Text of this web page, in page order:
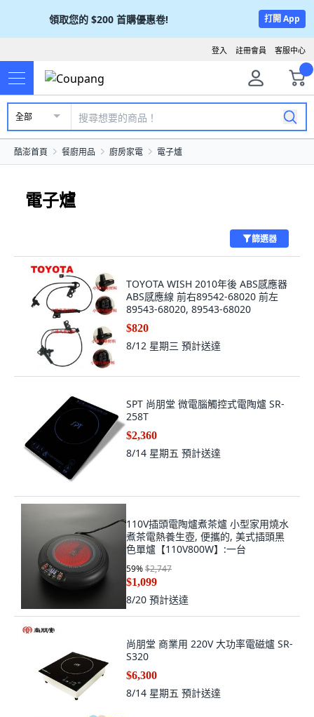
領取您的 $200 首購優惠卷! 打開 App
客服中心
註冊會員
登入
全部
酷澎首頁 餐廚用品 廚房家電 電子爐
電子爐
篩選器
TOYOTA WISH 2010年後 ABS感應器
ABS感應線 前右89542-68020 前左
89543-68020, 89543-68020
$820
8/12 星期三 預計送達
SPT 尚朋堂 微電腦觸控式電陶爐 SR-
258T
$2,360
8/14 星期五 預計送達
110V插頭電陶爐煮茶爐 小型家用燒水
煮茶電熱養生壺, 便攜的, 美式插頭黑
色單爐【110V800W】:一台
59%$2,747
$1,099
8/20 預計送達
尚朋堂 商業用 220V 大功率電磁爐 SR-
S320
$6,300
8/14 星期五 預計送達